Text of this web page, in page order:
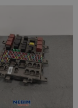
worden geleverd met
met een aankoop, laat
onderdeel te vinden.
onderdelen
als je hulp nodig hebt
dat ook doen. Kom